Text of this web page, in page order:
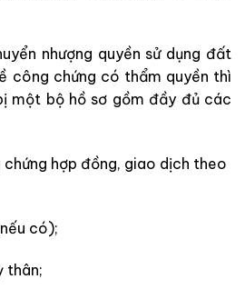
nhượng quyền sử dụng đất
công chứng có thẩm quyền thì
một bộ hồ sơ gồm đầy đủ các
chứng hợp đồng, giao dịch theo
có);
thân;